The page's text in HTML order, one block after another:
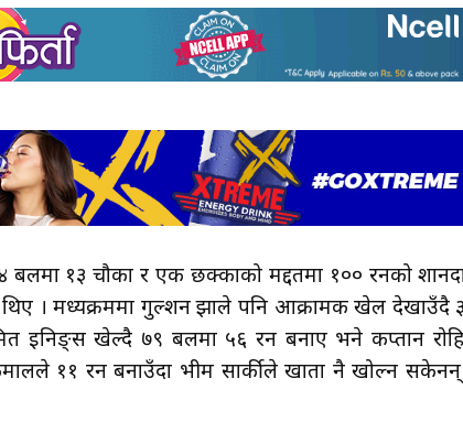
बलमा १३ चौका र एक छक्काको मद्दतमा १०० रनको
। मध्यक्रममा गुल्शन झाले पनि आक्रामक खेल देखाउँदै
इनिङ्स खेल्दै ७९ बलमा ५६ रन बनाए भने कप्तान
११ रन बनाउँदा भीम सार्कीले खाता नै खोल्न सकेनन्